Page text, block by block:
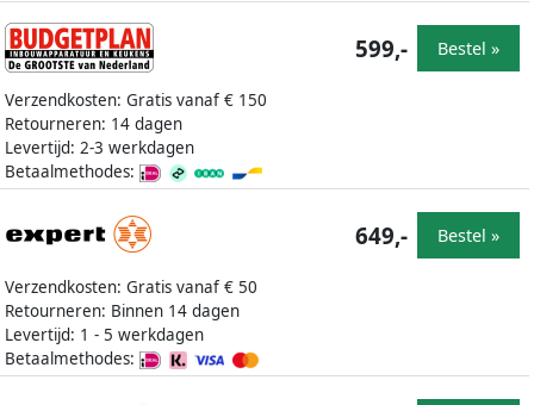
Verzendkosten: Gratis vanaf € 150
Retourneren: 14 dagen
Levertijd: 2-3 werkdagen
Betaalmethodes:
599,- Bestel »
Verzendkosten: Gratis vanaf € 50
Retourneren: Binnen 14 dagen
Levertijd: 1 - 5 werkdagen
Betaalmethodes:
649,- Bestel »